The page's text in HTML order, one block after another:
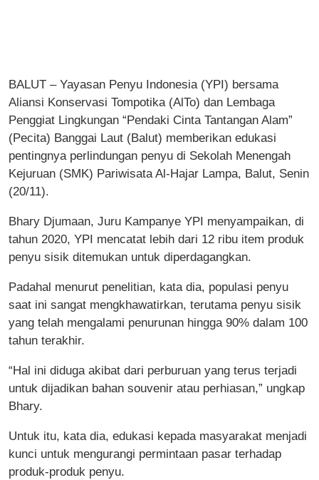
BALUT – Yayasan Penyu Indonesia (YPI) bersama
Aliansi Konservasi Tompotika (AlTo) dan Lembaga
Penggiat Lingkungan “Pendaki Cinta Tantangan Alam”
(Pecita) Banggai Laut (Balut) memberikan edukasi
pentingnya perlindungan penyu di Sekolah Menengah
Kejuruan (SMK) Pariwisata Al-Hajar Lampa, Balut, Senin
(20/11).
Bhary Djumaan, Juru Kampanye YPI menyampaikan, di
tahun 2020, YPI mencatat lebih dari 12 ribu item produk
penyu sisik ditemukan untuk diperdagangkan.
Padahal menurut penelitian, kata dia, populasi penyu
saat ini sangat mengkhawatirkan, terutama penyu sisik
yang telah mengalami penurunan hingga 90% dalam 100
tahun terakhir.
“Hal ini diduga akibat dari perburuan yang terus terjadi
untuk dijadikan bahan souvenir atau perhiasan,” ungkap
Bhary.
Untuk itu, kata dia, edukasi kepada masyarakat menjadi
kunci untuk mengurangi permintaan pasar terhadap
produk-produk penyu.